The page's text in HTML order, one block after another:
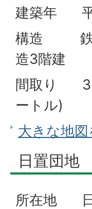
建築年 平
構造 鉄
造3階建
間取り
ートル)
大きな地
日置団地
所在地 日